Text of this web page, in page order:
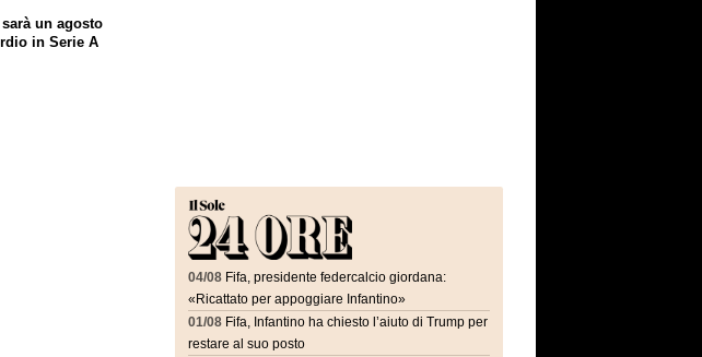
un agosto
in Serie A
04/08 Fifa, presidente federcalcio giordana:
«Ricattato per appoggiare Infantino»
01/08 Fifa, Infantino ha chiesto l’aiuto di Trump per
restare al suo posto